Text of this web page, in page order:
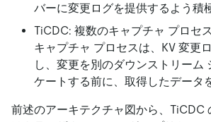
バーに変更ログを提供するよう積
TiCDC: 複数のキャプチャ プロセ
キャプチャ プロセスは、KV 変更
し、変更を別のダウンストリーム
ケートする前に、取得したデータ
前述のアーキテクチャ図から、TiCDC